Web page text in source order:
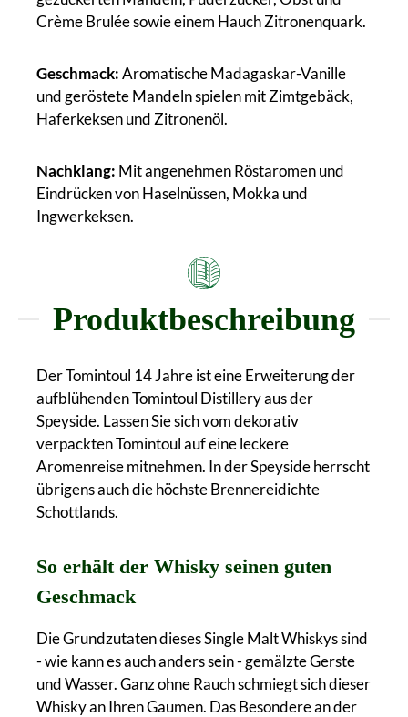
Crème Brulée sowie einem Hauch Zitronenquark.
Geschmack:Aromatische Madagaskar-Vanille
und geröstete Mandeln spielen mit Zimtgebäck,
Haferkeksen und Zitronenöl.
Nachklang: Mit angenehmen Röstaromen und
Eindrücken von Haselnüssen, Mokka und
Ingwerkeksen.
Produktbeschreibung
Der Tomintoul 14 Jahre ist eine Erweiterung der
aufblühenden Tomintoul Distillery aus der
Speyside. Lassen Sie sich vom dekorativ
verpackten Tomintoul auf eine leckere
Aromenreise mitnehmen. In der Speyside herrscht
übrigens auch die höchste Brennereidichte
Schottlands.
So erhält der Whisky seinen guten
Geschmack
Die Grundzutaten dieses Single Malt Whiskys sind
- wie kann es auch anders sein - gemälzte Gerste
und Wasser. Ganz ohne Rauch schmiegt sich dieser
Whisky an Ihren Gaumen. Das Besondere an der